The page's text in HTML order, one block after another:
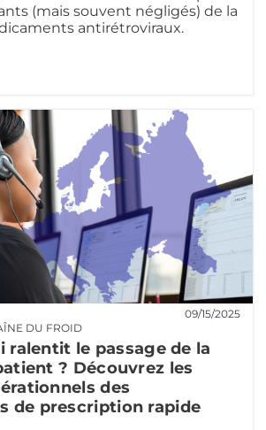
(mais souvent négligés) de la
antirétroviraux.
DU FROID
09/15/2025
ralentit le passage de la
? Découvrez les
des
de prescription rapide